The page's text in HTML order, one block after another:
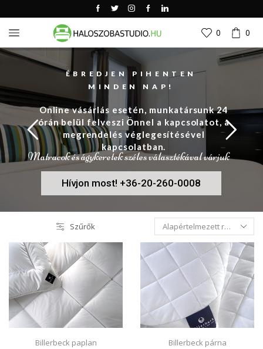
0 0
ÉBREDJEN PIHENTEN
MINDEN NAP!
Matracok és ágykeretek széles választékával várjuk
Online vásárlás esetén, munkatársunk 24
órán belül felveszi Önnel a kapcsolatot, a
megrendelés véglegesítésével
kapcsolatban.
Hívjon most! +36-20-260-0008
Szűrők
Billerbeck paplan Billerbeck párna